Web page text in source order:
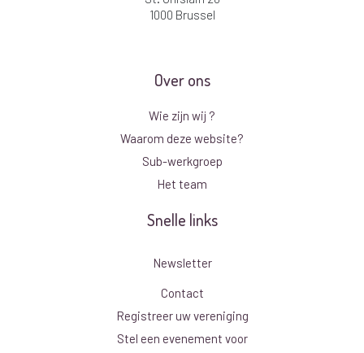
1000 Brussel
Over ons
Wie zijn wij ?
Waarom deze website?
Sub-werkgroep
Het team
Snelle links
Newsletter
Contact
Registreer uw vereniging
Stel een evenement voor